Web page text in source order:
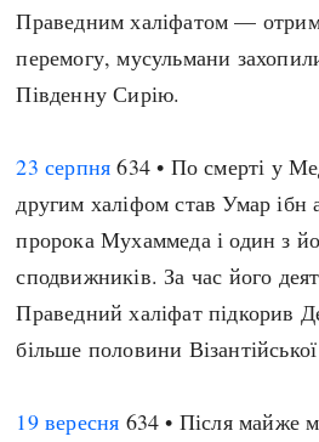
Праведним халіфатом —
перемогу, мусульмани
Південну Сирію.
23 серпня 634 • По смерті у
другим халіфом став Умар ібн
пророка Мухаммеда і один з
сподвижників. За час його
Праведний халіфат підкорив
більше половини Візантійської
19 вересня 634 • Після майже